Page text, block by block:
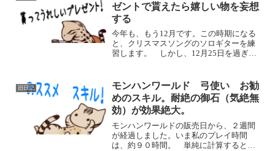
ゼントで貰えたら嬉しい物を妄想
する
今年も、もう12月です。この時期になる
と、クリスマスソングのソロギターを練
習します。 しかし、12月25日を過ぎ
譜からやり直しとなります。 今日は、
日曜日でのんびりして...
旧日記
モンハンワールド 弓使い お勧
めのスキル。耐絶の御石（気絶無
効）が効果絶大。
モンハンワールドの販売日から、２週間
が経過しました。いま私のプレイ時間
は、約９０時間。 単純に計算すると、